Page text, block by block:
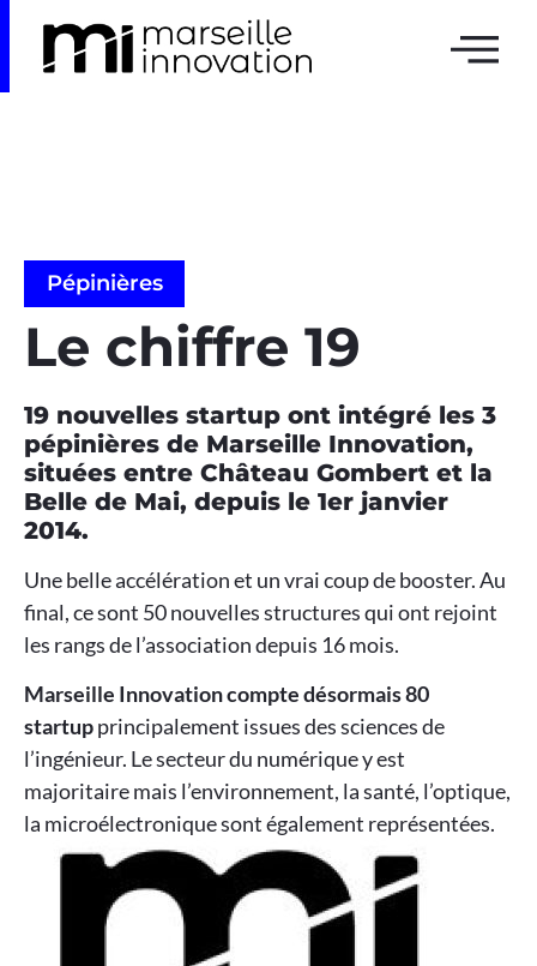
Pépinières
Le chiffre 19
19 nouvelles startup ont intégré les 3
pépinières de Marseille Innovation,
situées entre Château Gombert et la
Belle de Mai, depuis le 1er janvier
2014.
Une belle accélération et un vrai coup de booster. Au
final, ce sont 50 nouvelles structures qui ont rejoint
les rangs de l’association depuis 16 mois.
Marseille Innovation compte désormais 80
startupprincipalement issues des sciences de
l’ingénieur. Le secteur du numérique y est
majoritaire mais l’environnement, la santé, l’optique,
la microélectronique sont également représentées.